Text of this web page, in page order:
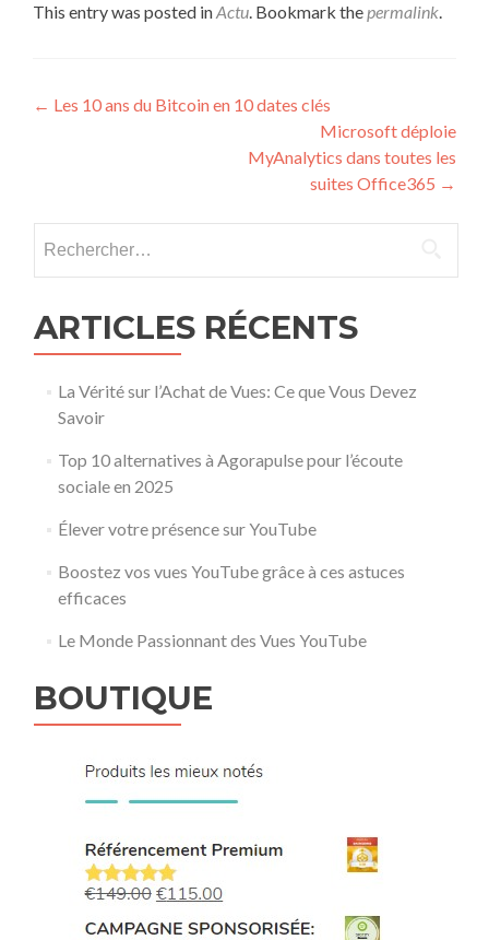
This entry was posted inActu. Bookmark thepermalink.
Post navigation
← Les 10 ans du Bitcoin en 10 dates clés
Microsoft déploie
MyAnalytics dans toutes les
suites Office365 →
ARTICLES RÉCENTS
La Vérité sur l’Achat de Vues: Ce que Vous Devez
Savoir
Top 10 alternatives à Agorapulse pour l’écoute
sociale en 2025
Élever votre présence sur YouTube
Boostez vos vues YouTube grâce à ces astuces
efficaces
Le Monde Passionnant des Vues YouTube
BOUTIQUE